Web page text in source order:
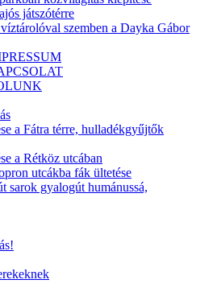
játszótérre
szemben a Dayka Gábor
a Fátra térre, hulladékgyűjtők
a Rétköz utcában
utcákba fák ültetése
sarok gyalogút humánussá,